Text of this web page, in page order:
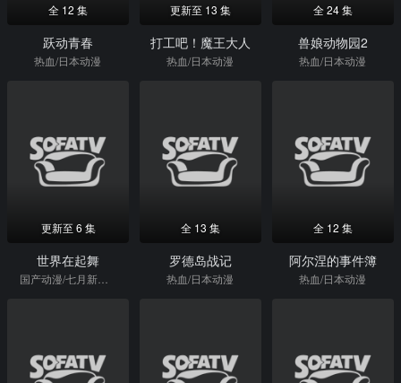
全 12 集
跃动青春
热血/日本动漫
更新至 13 集
打工吧！魔王大人
热血/日本动漫
全 24 集
兽娘动物园2
热血/日本动漫
更新至 6 集
世界在起舞
国产动漫/七月新番/热血/日本动漫
全 13 集
罗德岛战记
热血/日本动漫
全 12 集
阿尔涅的事件簿
热血/日本动漫